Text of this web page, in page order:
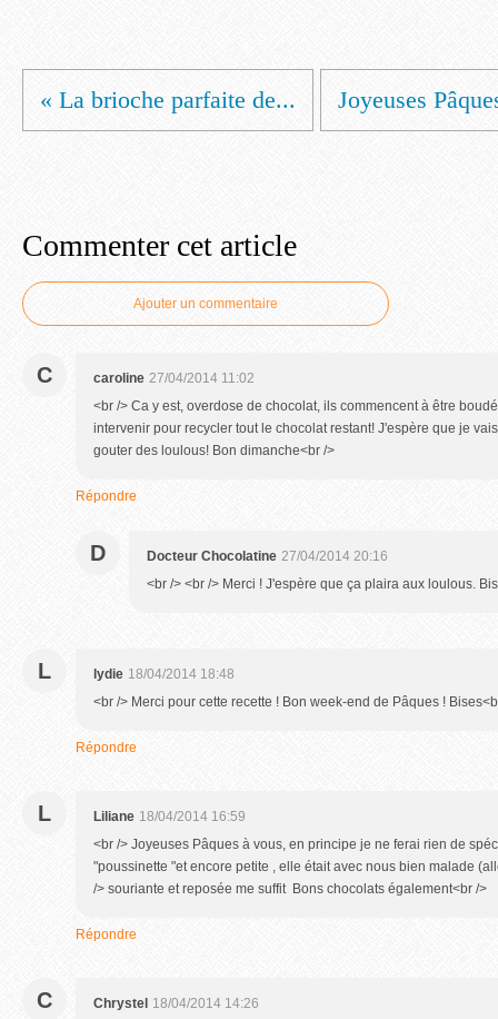
« La brioche parfaite de... Joyeuses
Commenter cet article
Ajouter un commentaire
C caroline 27/04/2014 11:02
<br /> Ca y est, overdose de chocolat, ils commencent à être
intervenir pour recycler tout le chocolat restant! J'espère que je
gouter des loulous! Bon dimanche<br />
Répondre
D Docteur Chocolatine 27/04/2014 20:16
<br /> <br /> Merci ! J'espère que ça plaira aux loulous.
L lydie 18/04/2014 18:48
<br /> Merci pour cette recette ! Bon week-end de Pâques !
Répondre
L Liliane 18/04/2014 16:59
<br /> Joyeuses Pâques à vous, en principe je ne ferai rien de
"poussinette "et encore petite , elle était avec nous bien malade
/> souriante et reposée me suffit Bons chocolats également<br />
Répondre
C Chrystel 18/04/2014 14:26